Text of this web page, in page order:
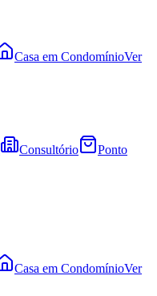
Casa em CondomínioVer
Consultório
Ponto
Casa em CondomínioVer